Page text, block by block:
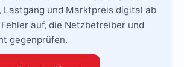
Lastgang und Marktpreis digital ab
auf, die Netzbetreiber und
gegenprüfen.